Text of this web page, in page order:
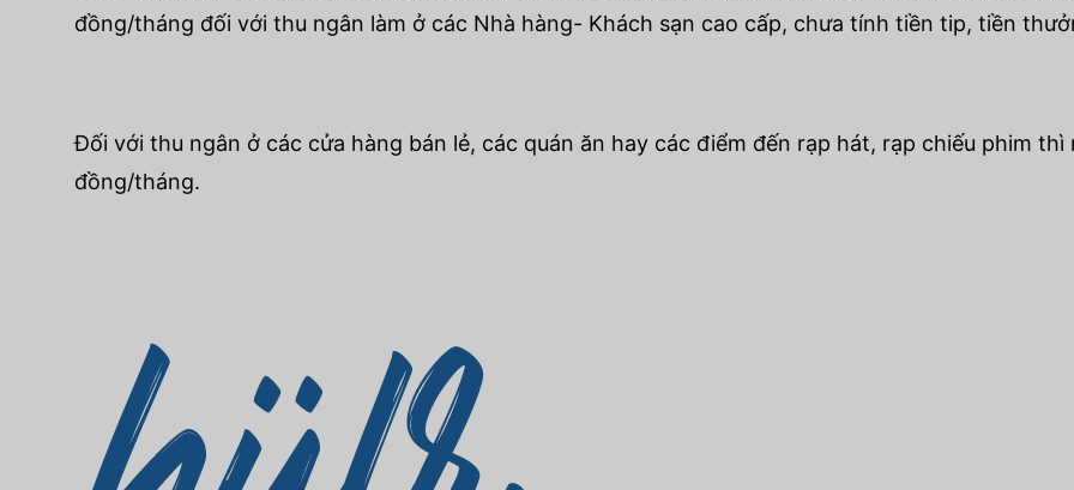
đồng/tháng đối với thu ngân làm ở các Nhà hàng- Khách sạn cao cấp, chưa tính tiền tip, tiền
Đối với thu ngân ở các cửa hàng bán lẻ, các quán ăn hay các điểm đến rạp hát, rạp chiếu phim
đồng/tháng.